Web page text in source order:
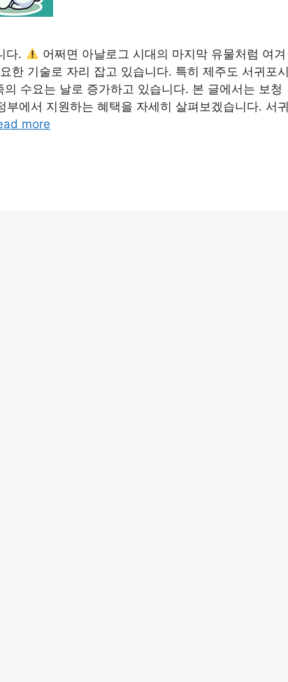
다.
어쩌면 아날로그 시대의 마지막 유물처럼 여겨
한 기술로 자리 잡고 있습니다. 특히 제주도 서귀포시
수요는 날로 증가하고 있습니다. 본 글에서는 보청
에서 지원하는 혜택을 자세히 살펴보겠습니다. 서귀
more